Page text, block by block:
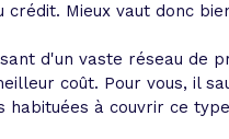
Mieux vaut donc
d'un vaste réseau de
coût. Pour vous, il
à couvrir ce